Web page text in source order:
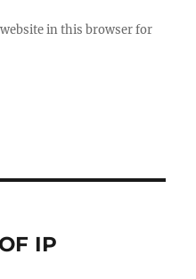
in this browser for
IP